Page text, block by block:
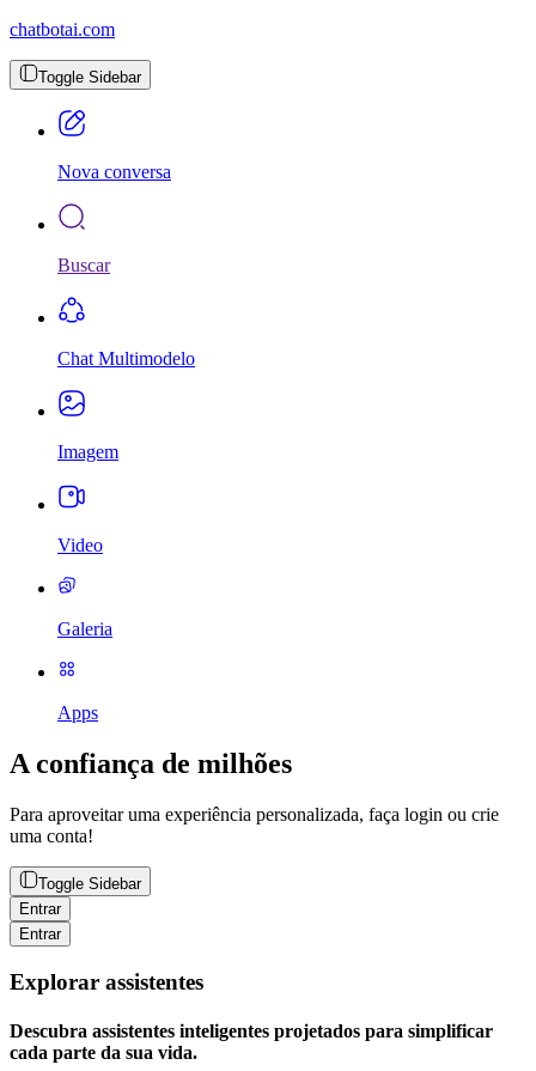
chatbotai.com
Toggle Sidebar
Nova conversa
Buscar
Chat Multimodelo
Imagem
Video
Galeria
Apps
A confiança de milhões
Para aproveitar uma experiência personalizada, faça login ou crie
uma conta!
Toggle Sidebar
Entrar
Entrar
Explorar assistentes
Descubra assistentes inteligentes projetados para simplificar
cada parte da sua vida.